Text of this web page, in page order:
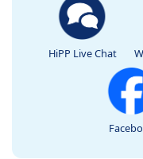
HiPP Live Chat